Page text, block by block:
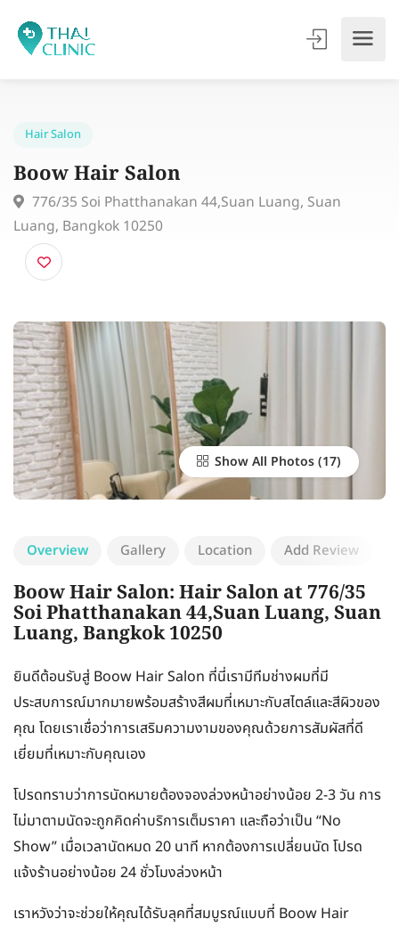
Boow Hair Salon
776/35 Soi Phatthanakan 44,Suan Luang, Suan
Luang, Bangkok 10250
Show All Photos
Overview Gallery Location Add Review
Boow Hair Salon: Hair Salon at 776/35
Soi Phatthanakan 44,Suan Luang, Suan
Luang, Bangkok 10250
ยินดีต้อนรับสู่ Boow Hair Salon ที่นี่เรามีทีมช่างผมที่มี
ประสบการณ์มากมายพร้อมสร้างสีผมที่เหมาะกับสไตล์และสีผิวของ
คุณ โดยเราเชื่อว่าการเสริมความงามของคุณด้วยการสัมผัสที่ดี
เยี่ยมที่เหมาะกับคุณเอง
โปรดทราบว่าการนัดหมายต้องจองล่วงหน้าอย่างน้อย 2-3 วัน การ
ไม่มาตามนัดจะถูกคิดค่าบริการเต็มราคา และถือว่าเป็น “No
Show” เมื่อเวลานัดหมด 20 นาที หากต้องการเปลี่ยนนัด โปรด
แจ้งร้านอย่างน้อย 24 ชั่วโมงล่วงหน้า
เราหวังว่าจะช่วยให้คุณได้รับลุคที่สมบูรณ์แบบที่ Boow Hair